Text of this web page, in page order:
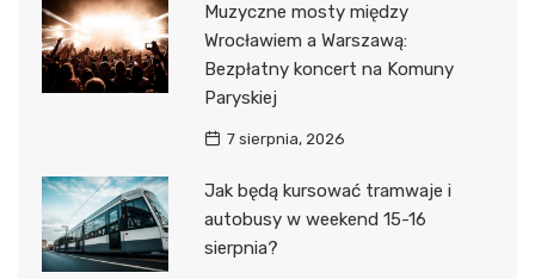
Muzyczne mosty między
Wrocławiem a Warszawą:
Bezpłatny koncert na Komuny
Paryskiej
7 sierpnia, 2026
Jak będą kursować tramwaje i
autobusy w weekend 15-16
sierpnia?